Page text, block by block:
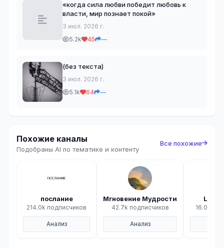
«когда сила любви победит любовь к
власти, мир познает покой»
3 июл. 2026 г.
5.2k
45 —
(без текста)
3 июл. 2026 г.
5.1k
64 —
Похожие каналы
Подобраны AI по тематике и контенту
Все похожие
послание
214.0k подписчиков
Анализ
Мгновение Мудрости
42.7k подписчиков
Анализ
Light
16.0k